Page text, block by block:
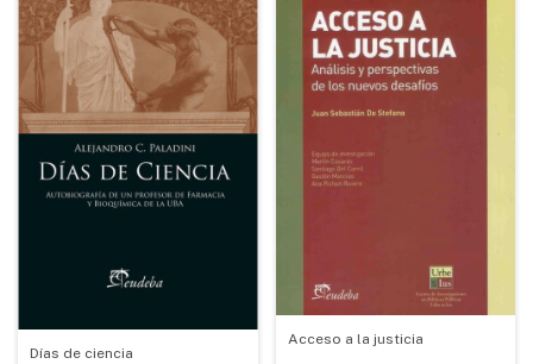
Días de ciencia
Acceso a la justicia